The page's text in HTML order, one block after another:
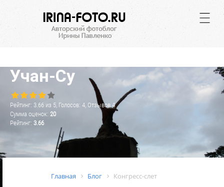
.
Учан-Су
Рейтинг: 3.66 из 5, Голосов: 4, Отзывов 4
Сумма оценок: 20
Рейтинг: 3.66
Главная Блог Конгресс-слет